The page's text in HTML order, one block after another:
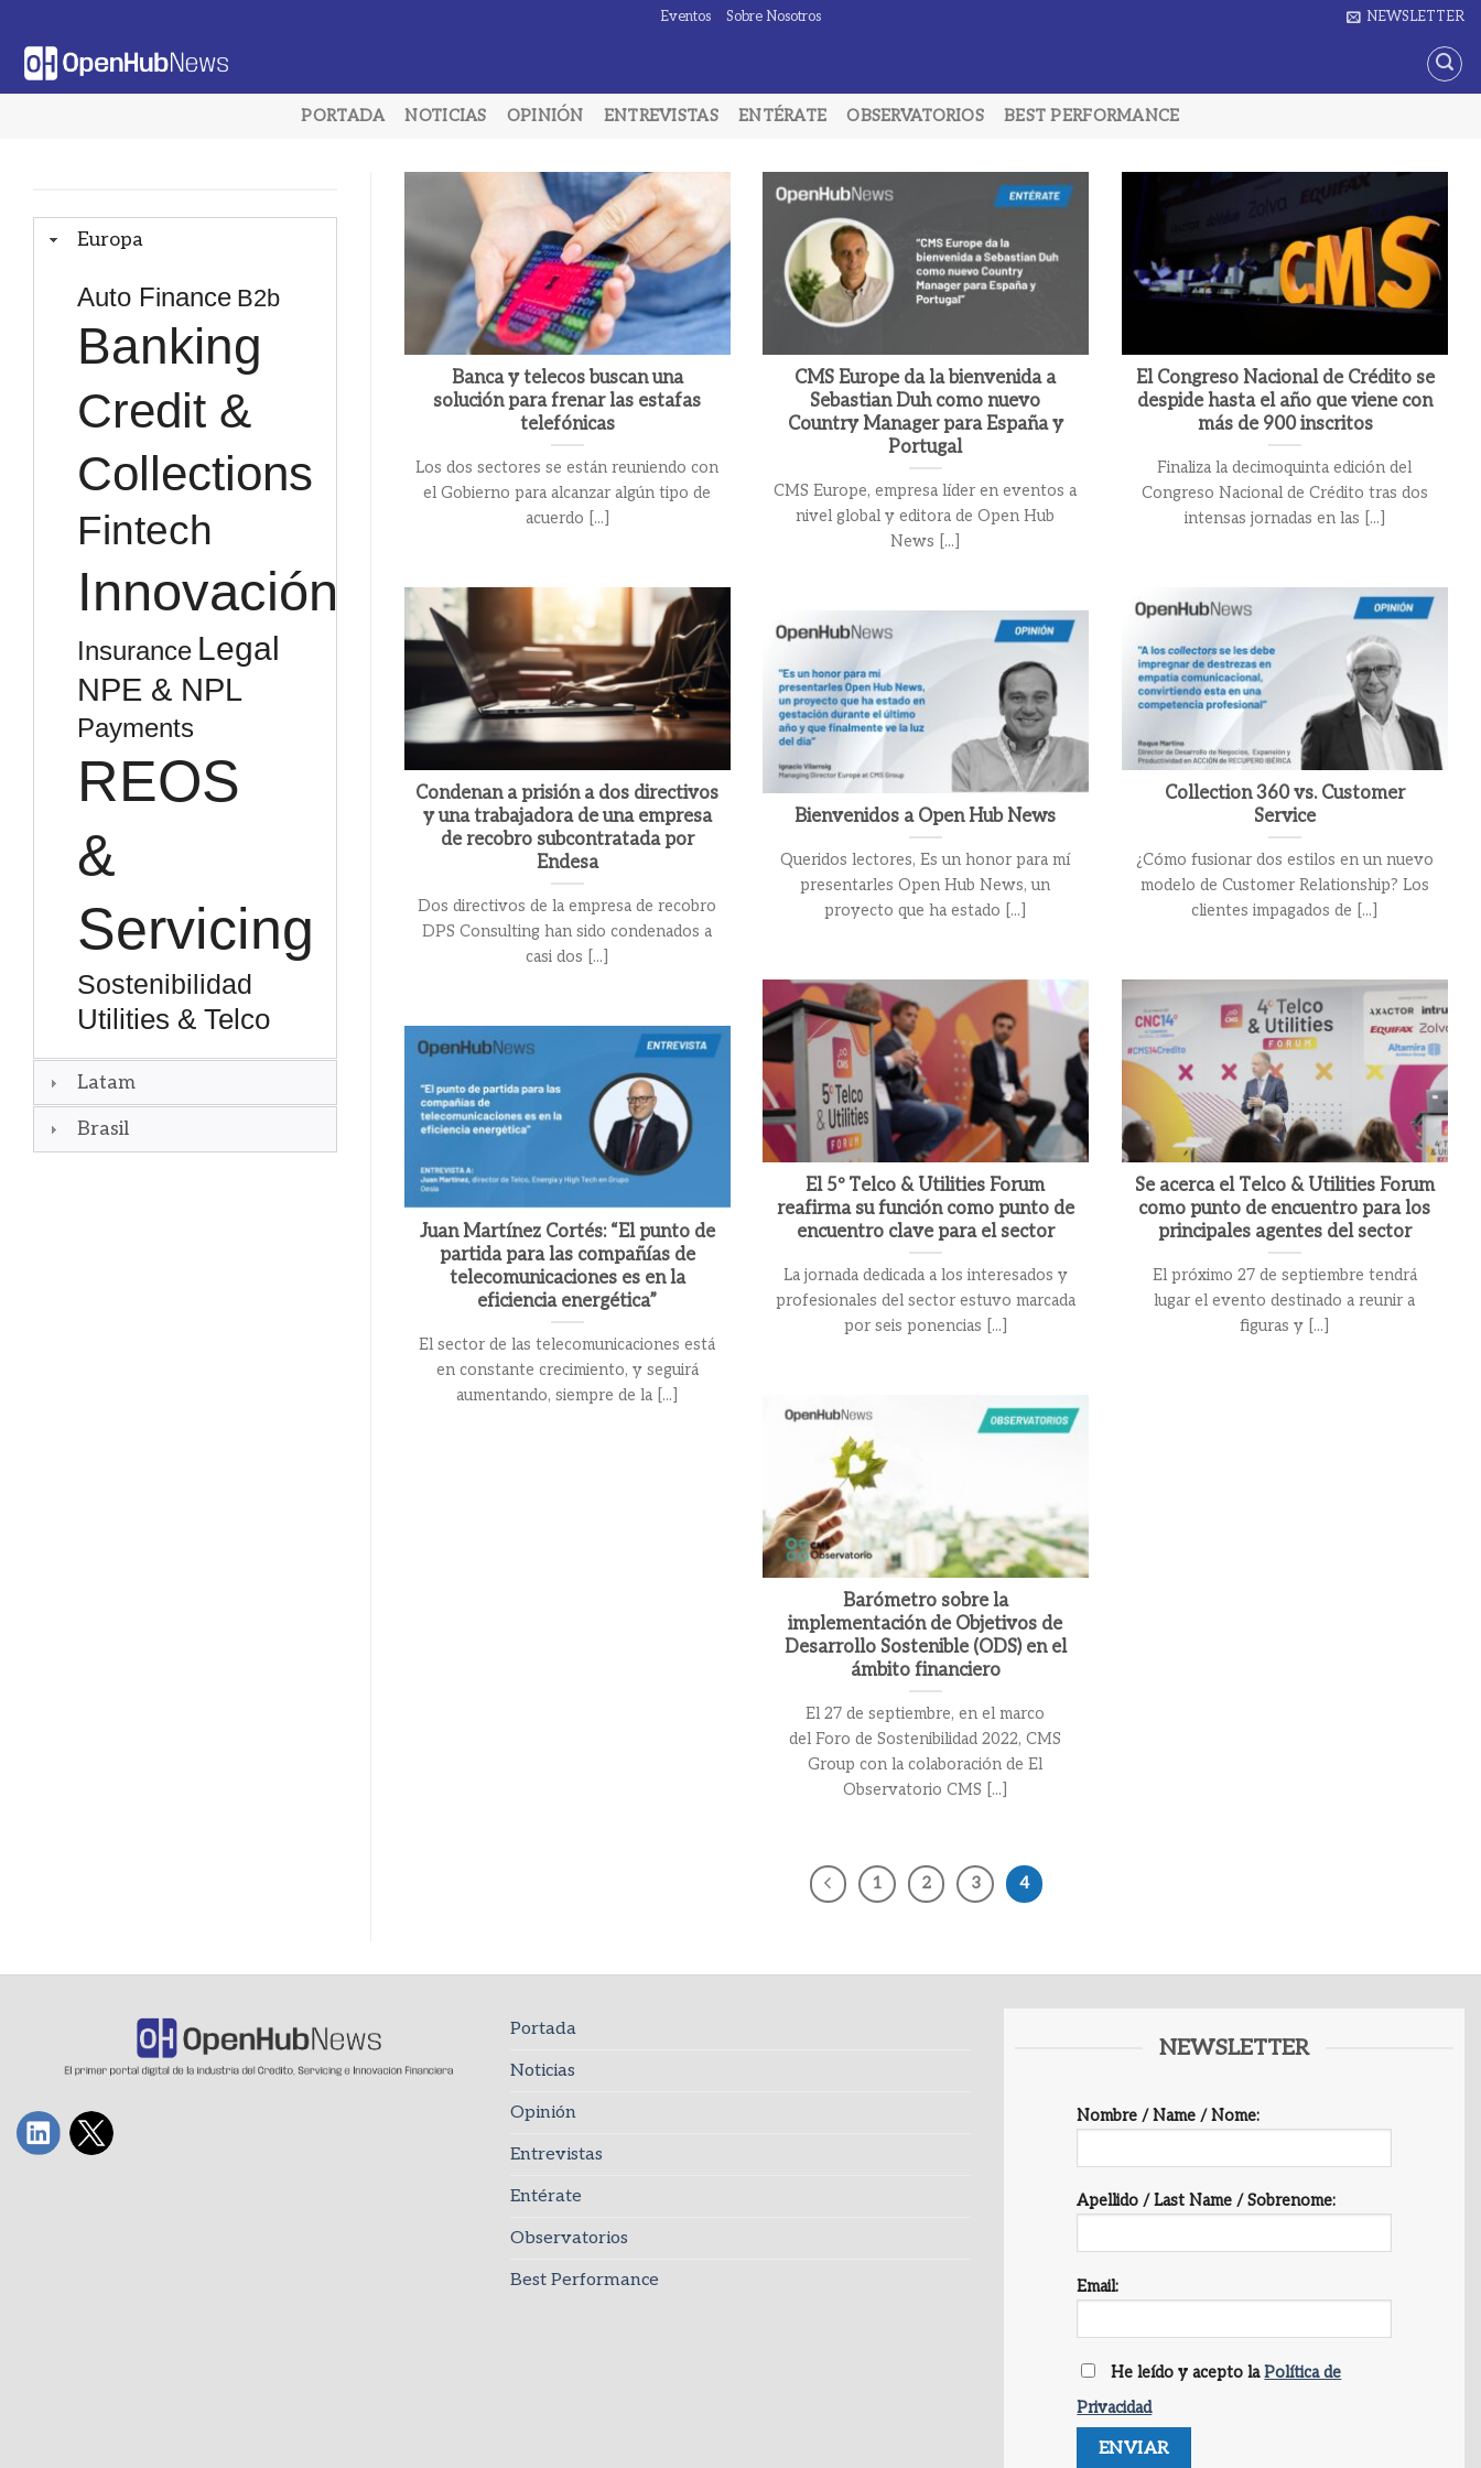
contenido
Eventos Sobre Nosotros NEWSLETTER
PORTADA NOTICIAS OPINIÓN ENTREVISTAS ENTÉRATE OBSERVATORIOS BEST PERFORMANCE
Europa
Auto Finance B2b
Banking
Credit &
Collections
Fintech
Innovación
Insurance Legal
NPE & NPL
Payments
REOS
&
Servicing
Sostenibilidad
Utilities & Telco
Latam
Brasil
Banca y telecos buscan una
solución para frenar las estafas
telefónicas
Los dos sectores se están reuniendo con
el Gobierno para alcanzar algún tipo de
acuerdo [...]
CMS Europe da la bienvenida a
Sebastian Duh como nuevo
Country Manager para España y
Portugal
CMS Europe, empresa líder en eventos a
nivel global y editora de Open Hub
News [...]
El Congreso Nacional de Crédito se
despide hasta el año que viene con
más de 900 inscritos
Finaliza la decimoquinta edición del
Congreso Nacional de Crédito tras dos
intensas jornadas en las [...]
Condenan a prisión a dos directivos
y una trabajadora de una empresa
de recobro subcontratada por
Endesa
Dos directivos de la empresa de recobro
DPS Consulting han sido condenados a
casi dos [...]
Collection 360 vs. Customer
Service
¿Cómo fusionar dos estilos en un nuevo
modelo de Customer Relationship? Los
clientes impagados de [...]
Bienvenidos a Open Hub News
Queridos lectores, Es un honor para mí
presentarles Open Hub News, un
proyecto que ha estado [...]
El 5º Telco & Utilities Forum
reafirma su función como punto de
encuentro clave para el sector
La jornada dedicada a los interesados y
profesionales del sector estuvo marcada
por seis ponencias [...]
Se acerca el Telco & Utilities Forum
como punto de encuentro para los
principales agentes del sector
El próximo 27 de septiembre tendrá
lugar el evento destinado a reunir a
figuras y [...]
Juan Martínez Cortés: “El punto de
partida para las compañías de
telecomunicaciones es en la
eficiencia energética”
El sector de las telecomunicaciones está
en constante crecimiento, y seguirá
aumentando, siempre de la [...]
Barómetro sobre la
implementación de Objetivos de
Desarrollo Sostenible (ODS) en el
ámbito financiero
El 27 de septiembre, en el marco
del Foro de Sostenibilidad 2022, CMS
Group con la colaboración de El
Observatorio CMS [...]
1 2 3 4
Portada
Noticias
Opinión
Entrevistas
Entérate
Observatorios
Best Performance
NEWSLETTER
Nombre / Name / Nome:
Apellido / Last Name / Sobrenome:
Email:
He leído y acepto laPolítica de
Privacidad